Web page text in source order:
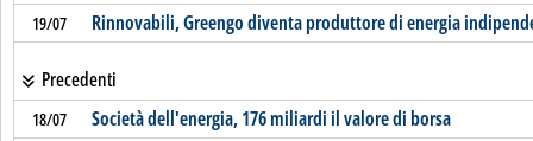
19/07 Rinnovabili, Greengo diventa produttore di energia
Precedenti
18/07 Società dell'energia, 176 miliardi il valore di borsa